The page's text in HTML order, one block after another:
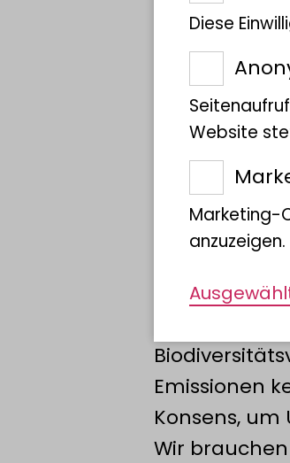
bietet
Gesamtwert
von 170 bis
Anspruch –
natürlichen
„Die
Emissionen
Konsens,
Wir
Diese
Website
Marketing-